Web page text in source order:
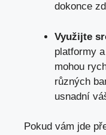
dokonce
Využijte
platformy
mohou
různých
usnadní
Pokud vám jde